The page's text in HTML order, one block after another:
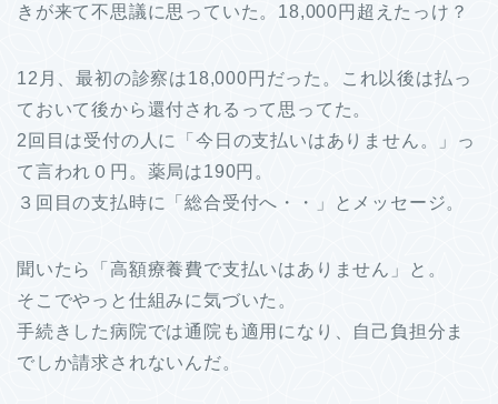
きが来て不思議に思っていた。18,000円超えたっけ？
12月、最初の診察は18,000円だった。これ以後は払っ
ておいて後から還付されるって思ってた。
2回目は受付の人に「今日の支払いはありません。」っ
て言われ０円。薬局は190円。
３回目の支払時に「総合受付へ・・」とメッセージ。
聞いたら「高額療養費で支払いはありません」と。
そこでやっと仕組みに気づいた。
手続きした病院では通院も適用になり、自己負担分ま
でしか請求されないんだ。